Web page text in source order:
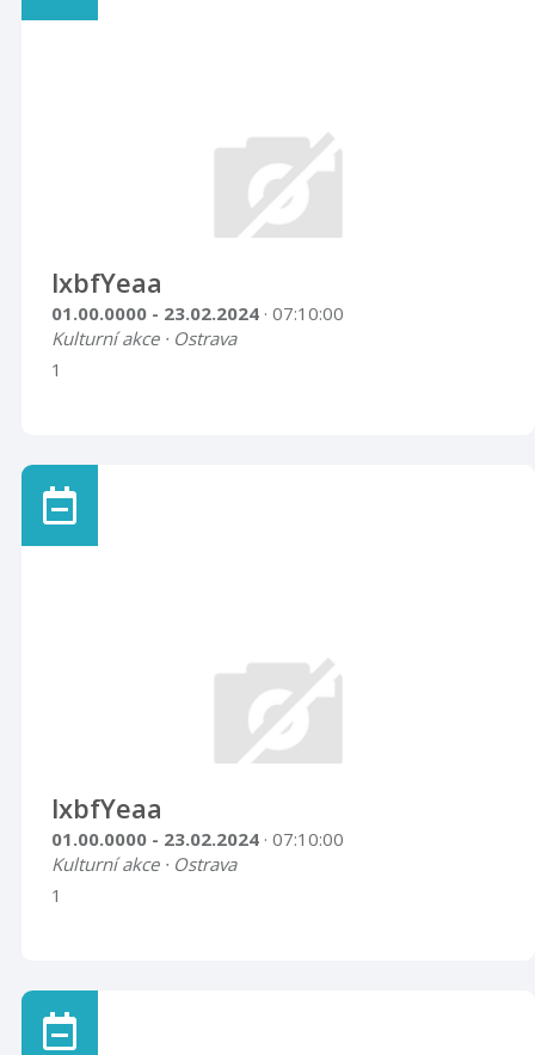
lxbfYeaa
01.00.0000 - 23.02.2024 · 07:10:00
Kulturní akce · Ostrava
1
lxbfYeaa
01.00.0000 - 23.02.2024 · 07:10:00
Kulturní akce · Ostrava
1